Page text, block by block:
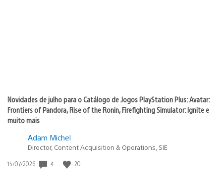
Novidades de julho para o Catálogo de Jogos PlayStation Plus: Avatar:
Frontiers of Pandora, Rise of the Ronin, Firefighting Simulator: Ignite e
muito mais
Adam Michel
Director, Content Acquisition & Operations, SIE
Data
15/07/2026 4 20